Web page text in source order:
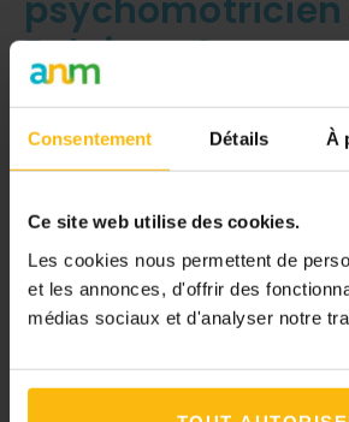
Consentement Détails À
Ce site web utilise des cookies.
Les cookies nous permettent de
et les annonces, d'offrir des
médias sociaux et d'analyser notre
psychomotricien
Belgique ?
Pour exercer comme
nécessaire de suivre un
psychomotricité, une
dispensée en Haute École. Ce
enseignement théorique
biomédicales et humaines) et
en milieu professionnel).
=> Trouvez un établissement